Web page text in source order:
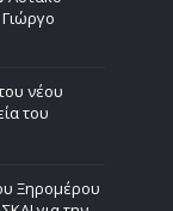
νέου
του
Ξηρομέρου